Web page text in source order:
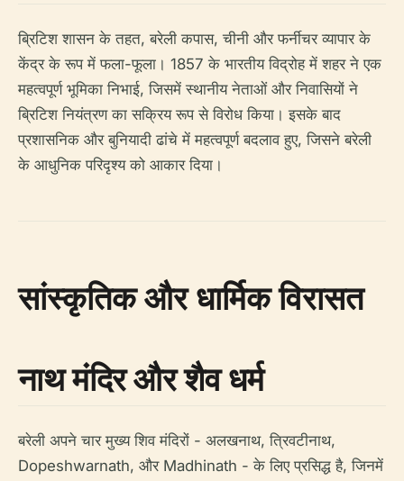
ब्रिटिश शासन के तहत, बरेली कपास, चीनी और फर्नीचर व्यापार के
केंद्र के रूप में फला-फूला। 1857 के भारतीय विद्रोह में शहर ने एक
महत्वपूर्ण भूमिका निभाई, जिसमें स्थानीय नेताओं और निवासियों ने
ब्रिटिश नियंत्रण का सक्रिय रूप से विरोध किया। इसके बाद
प्रशासनिक और बुनियादी ढांचे में महत्वपूर्ण बदलाव हुए, जिसने बरेली
के आधुनिक परिदृश्य को आकार दिया।
सांस्कृतिक और धार्मिक विरासत
नाथ मंदिर और शैव धर्म
बरेली अपने चार मुख्य शिव मंदिरों - अलखनाथ, त्रिवटीनाथ,
Dopeshwarnath, और Madhinath - के लिए प्रसिद्ध है, जिनमें